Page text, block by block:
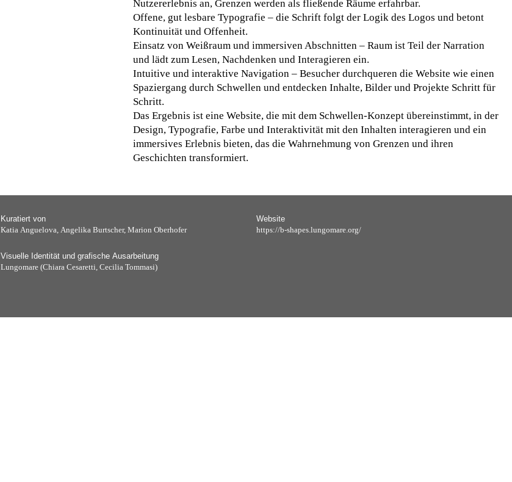
Nutzererlebnis an, Grenzen werden als fließende Räume erfahrbar.
Offene, gut lesbare Typografie – die Schrift folgt der Logik des Logos und betont
Kontinuität und Offenheit.
Einsatz von Weißraum und immersiven Abschnitten – Raum ist Teil der Narration
und lädt zum Lesen, Nachdenken und Interagieren ein.
Intuitive und interaktive Navigation – Besucher durchqueren die Website wie einen
Spaziergang durch Schwellen und entdecken Inhalte, Bilder und Projekte Schritt für
Schritt.
Das Ergebnis ist eine Website, die mit dem Schwellen-Konzept übereinstimmt, in der
Design, Typografie, Farbe und Interaktivität mit den Inhalten interagieren und ein
immersives Erlebnis bieten, das die Wahrnehmung von Grenzen und ihren
Geschichten transformiert.
Kuratiert von
Katia Anguelova, Angelika Burtscher, Marion Oberhofer
Visuelle Identität und grafische Ausarbeitung
Lungomare (Chiara Cesaretti, Cecilia Tommasi)
Website
https://b-shapes.lungomare.org/